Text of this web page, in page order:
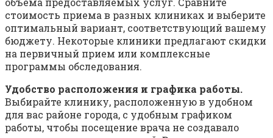
стоимость приема в разных клиниках и выберите
оптимальный вариант, соответствующий вашему
бюджету. Некоторые клиники предлагают скидки
на первичный прием или комплексные
программы обследования.
Удобство расположения и графика работы.
Выбирайте клинику, расположенную в удобном
для вас районе города, с удобным графиком
работы, чтобы посещение врача не создавало